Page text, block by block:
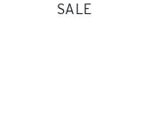
SALE